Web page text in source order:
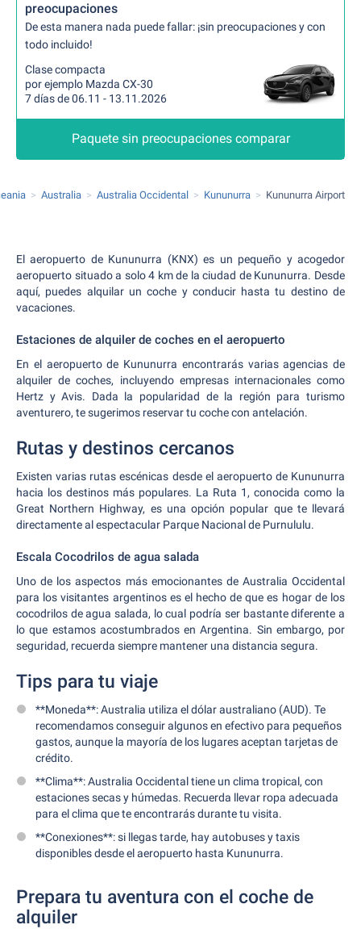
preocupaciones
De esta manera nada puede fallar: ¡sin preocupaciones y con
todo incluido!
Clase compacta
por ejemplo Mazda CX-30
7 días de 06.11 - 13.11.2026
Paquete sin preocupaciones comparar
Australia Australia Occidental Kununurra Kununurra Airport
El aeropuerto de Kununurra (KNX) es un pequeño y acogedor
aeropuerto situado a solo 4 km de la ciudad de Kununurra. Desde
aquí, puedes alquilar un coche y conducir hasta tu destino de
vacaciones.
Estaciones de alquiler de coches en el aeropuerto
En el aeropuerto de Kununurra encontrarás varias agencias de
alquiler de coches, incluyendo empresas internacionales como
Hertz y Avis. Dada la popularidad de la región para turismo
aventurero, te sugerimos reservar tu coche con antelación.
Rutas y destinos cercanos
Existen varias rutas escénicas desde el aeropuerto de Kununurra
hacia los destinos más populares. La Ruta 1, conocida como la
Great Northern Highway, es una opción popular que te llevará
directamente al espectacular Parque Nacional de Purnululu.
Escala Cocodrilos de agua salada
Uno de los aspectos más emocionantes de Australia Occidental
para los visitantes argentinos es el hecho de que es hogar de los
cocodrilos de agua salada, lo cual podría ser bastante diferente a
lo que estamos acostumbrados en Argentina. Sin embargo, por
seguridad, recuerda siempre mantener una distancia segura.
Tips para tu viaje
**Moneda**: Australia utiliza el dólar australiano (AUD). Te
recomendamos conseguir algunos en efectivo para pequeños
gastos, aunque la mayoría de los lugares aceptan tarjetas de
crédito.
**Clima**: Australia Occidental tiene un clima tropical, con
estaciones secas y húmedas. Recuerda llevar ropa adecuada
para el clima que te encontrarás durante tu visita.
**Conexiones**: si llegas tarde, hay autobuses y taxis
disponibles desde el aeropuerto hasta Kununurra.
Prepara tu aventura con el coche de
alquiler